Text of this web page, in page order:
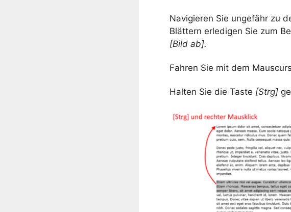
Navigieren Sie ungefähr zu
Blättern erledigen Sie zum
[Bild ab].
Fahren Sie mit dem
Halten Sie die Taste [Strg]